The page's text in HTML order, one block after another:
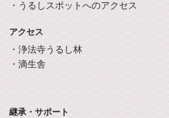
・うるしスポットへのアクセス
アクセス
・浄法寺うるし林
・滴生舎
継承・サポート